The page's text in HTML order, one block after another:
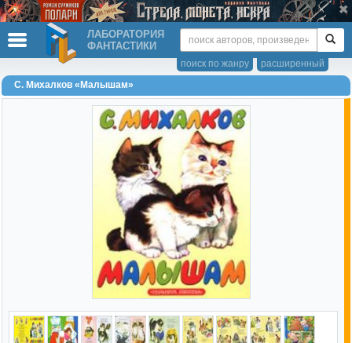
ЛАБОРАТОРИЯ
ФАНТАСТИКИ
расширенный
поиск по жанру
С. Михалков «Малышам»